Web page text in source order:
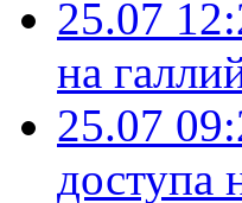
25.07
на
25.07
доступа